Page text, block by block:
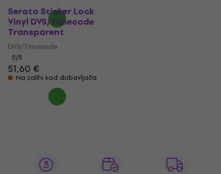
Serato Sticker Lock
Vinyl DVS/Timecode
Transparent
DVS/Timecode
5/5
51,60 €
Na zalihi kod dobavljača